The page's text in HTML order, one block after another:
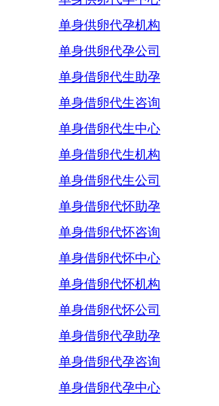
单身供卵代孕机构
单身供卵代孕公司
单身借卵代生助孕
单身借卵代生咨询
单身借卵代生中心
单身借卵代生机构
单身借卵代生公司
单身借卵代怀助孕
单身借卵代怀咨询
单身借卵代怀中心
单身借卵代怀机构
单身借卵代怀公司
单身借卵代孕助孕
单身借卵代孕咨询
单身借卵代孕中心